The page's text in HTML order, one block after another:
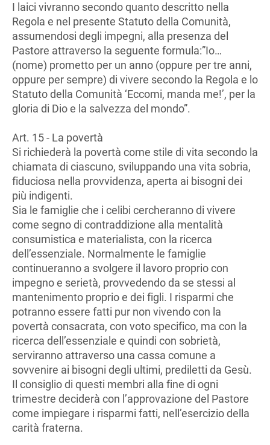
I laici vivranno secondo quanto descritto nella
Regola e nel presente Statuto della Comunità,
assumendosi degli impegni, alla presenza del
Pastore attraverso la seguente formula:”Io…
(nome) prometto per un anno (oppure per tre anni,
oppure per sempre) di vivere secondo la Regola e lo
Statuto della Comunità ‘Eccomi, manda me!’, per la
gloria di Dio e la salvezza del mondo”.
Art. 15 - La povertà
Si richiederà la povertà come stile di vita secondo la
chiamata di ciascuno, sviluppando una vita sobria,
fiduciosa nella provvidenza, aperta ai bisogni dei
più indigenti.
Sia le famiglie che i celibi cercheranno di vivere
come segno di contraddizione alla mentalità
consumistica e materialista, con la ricerca
dell’essenziale. Normalmente le famiglie
continueranno a svolgere il lavoro proprio con
impegno e serietà, provvedendo da se stessi al
mantenimento proprio e dei figli. I risparmi che
potranno essere fatti pur non vivendo con la
povertà consacrata, con voto specifico, ma con la
ricerca dell’essenziale e quindi con sobrietà,
serviranno attraverso una cassa comune a
sovvenire ai bisogni degli ultimi, prediletti da Gesù.
Il consiglio di questi membri alla fine di ogni
trimestre deciderà con l’approvazione del Pastore
come impiegare i risparmi fatti, nell’esercizio della
carità fraterna.